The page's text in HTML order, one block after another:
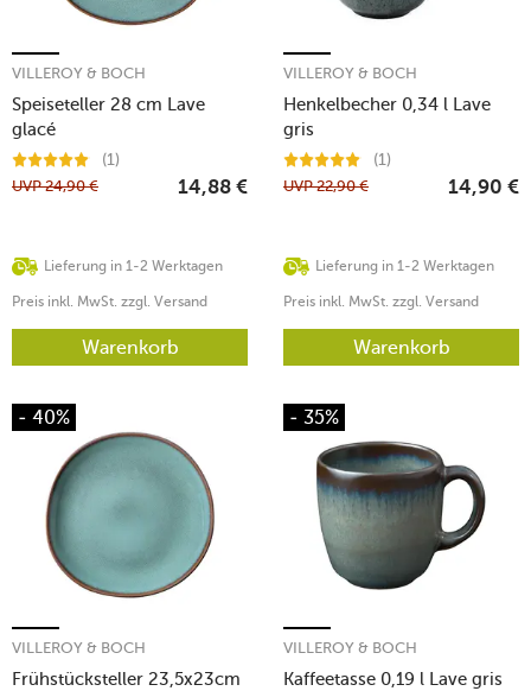
Speiseteller 28 cm Lave
glacé
VILLEROY & BOCH
(1)
Lieferung in 1-2 Werktagen
UVP24,90 € 14,88 €
Preis inkl. MwSt. zzgl. Versand
Warenkorb
Henkelbecher 0,34 l Lave
gris
VILLEROY & BOCH
(1)
Lieferung in 1-2 Werktagen
UVP22,90 € 14,90 €
Preis inkl. MwSt. zzgl. Versand
Warenkorb
- 40%
Frühstücksteller 23,5x23cm
VILLEROY & BOCH
- 35%
Kaffeetasse 0,19 l Lave gris
VILLEROY & BOCH